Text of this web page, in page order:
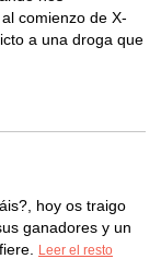
comienzo de X-
a una droga que
hoy os traigo
ganadores y un
Leer el resto